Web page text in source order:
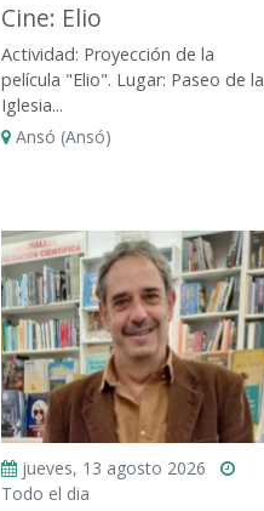
Cine: Elio
Actividad: Proyección de la
película "Elio". Lugar: Paseo de la
Iglesia...
Ansó (Ansó)
jueves, 13 agosto 2026
Todo el dia